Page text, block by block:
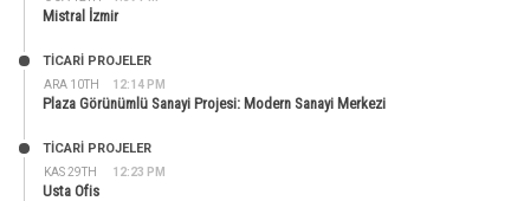
Mistral İzmir
ARA 10TH 12:14 PM
TİCARİ PROJELER
Plaza Görünümlü Sanayi Projesi: Modern Sanayi Merkezi
KAS 29TH 12:23 PM
TİCARİ PROJELER
Usta Ofis